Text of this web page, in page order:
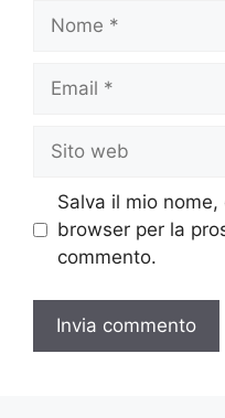
Nome
Email
Sito
web
Salva il mio
browser per la
commento.